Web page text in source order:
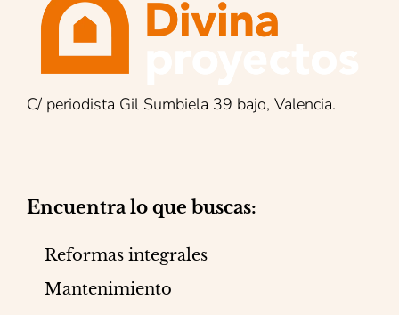
C/ periodista Gil Sumbiela 39 bajo, Valencia.
Encuentra lo que buscas:
Reformas integrales
Mantenimiento